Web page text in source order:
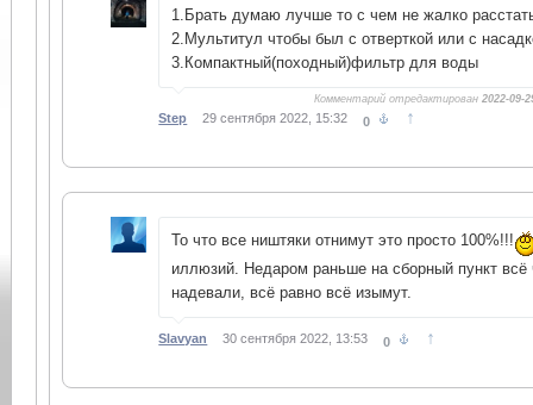
1.Брать думаю лучше то с чем не жалко
2.Мультитул чтобы был с отверткой или с
3.Компактный(походный)фильтр для воды
Комментарий отредактирован2022-09-
Step 29 сентября 2022, 15:32 0 ↑
То что все ништяки отнимут это просто 100%!!!
иллюзий. Недаром раньше на сборный пункт всё
надевали, всё равно всё изымут.
Slavyan 30 сентября 2022, 13:53 0 ↑